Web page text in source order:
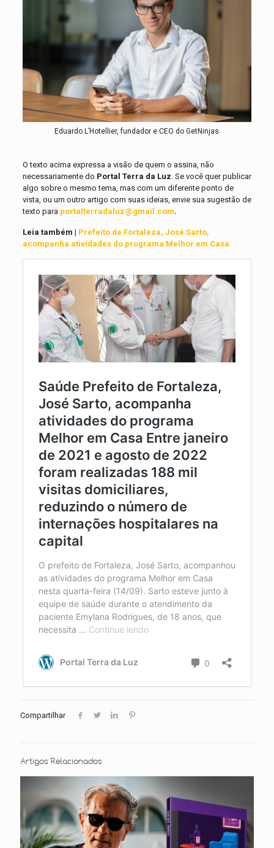
Eduardo L’Hotellier, fundador e CEO do GetNinjas
O texto acima expressa a visão de quem o assina, não
necessariamente do Portal Terra da Luz . Se você quer publicar
algo sobre o mesmo tema, mas com um diferente ponto de
vista, ou um outro artigo com suas ideias, envie sua sugestão de
texto para portalterradaluz@gmail.com.
Leia também | Prefeito de Fortaleza, José Sarto,
acompanha atividades do programa Melhor em Casa
Compartilhar
Artigos Relacionados